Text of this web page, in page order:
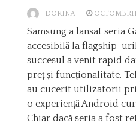
DORINA
Samsung a lansat seria
accesibilă la flagship-
succesul a venit rapid
preț și funcționalitate.
au cucerit utilizatorii
o experiență Android
Chiar dacă seria a fost